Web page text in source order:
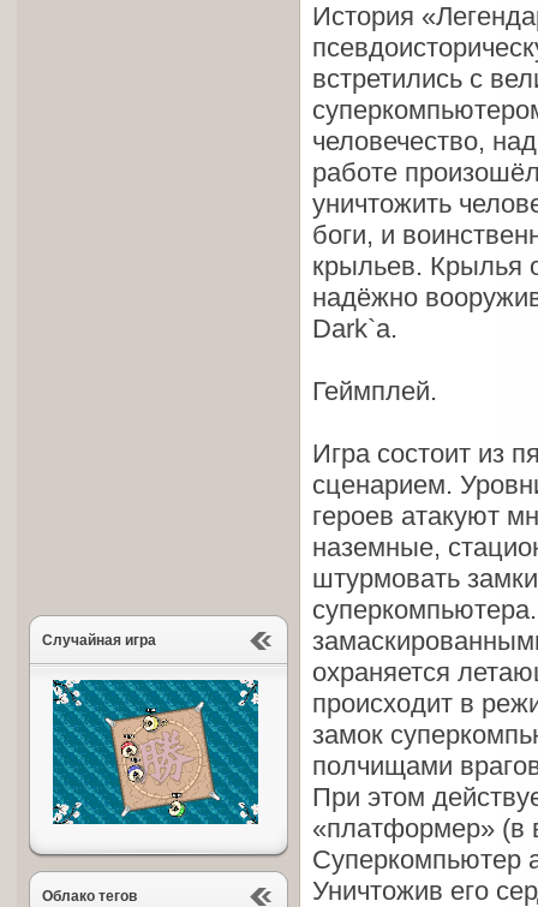
Случайная игра
Облако тегов
История
встретились с
человечество,
работе
уничтожить
боги, и
крыльев. Крылья
надёжно
Dark`а.
Геймплей.
Игра состоит из
сценарием.
героев атакуют
наземные,
штурмовать
охраняется
происходит в
замок
полчищами
При этом
«платформер» (в
Суперкомпьютер
Уничтожив его